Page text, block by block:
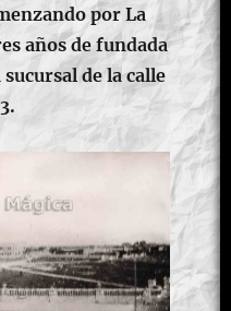
por La
años de fundada
de la calle